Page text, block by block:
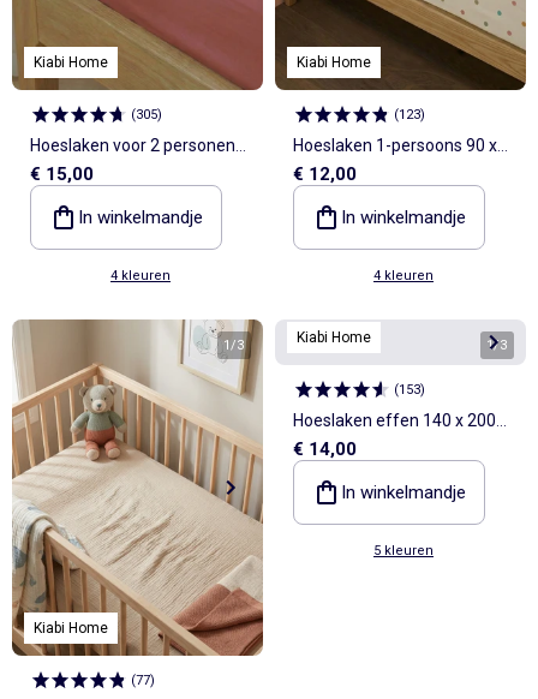
Kiabi Home
(305)
Hoeslaken voor 2 personen
160 x 200 cm van katoen -
Kiabi Home
€ 15,00
In winkelmandje
4 kleuren
Kiabi Home
(123)
Hoeslaken 1-persoons 90 x
190 van katoen - Kiabi Home
€ 12,00
In winkelmandje
4 kleuren
Kiabi Home
1/3
(77)
Kiabi Home 1/3
(153)
Hoeslaken effen 140 x 200
cm
€ 14,00
In winkelmandje
5 kleuren